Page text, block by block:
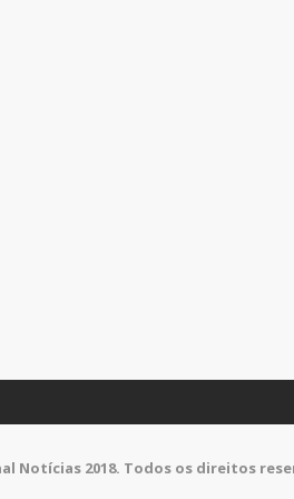
Notícias 2018. Todos os direitos